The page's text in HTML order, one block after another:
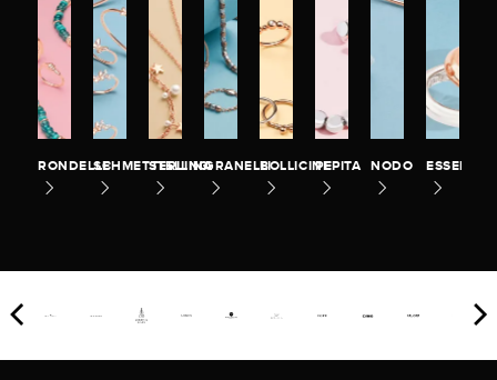
RONDELLESCHMETTERLING
STELLINAGRANELLIBOLLICINEPEPITA NODO